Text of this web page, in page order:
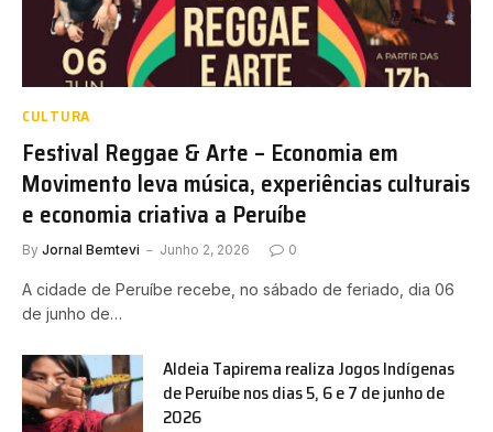
CULTURA
Festival Reggae & Arte – Economia em
Movimento leva música, experiências culturais
e economia criativa a Peruíbe
By Jornal Bemtevi Junho 2, 2026 0
A cidade de Peruíbe recebe, no sábado de feriado, dia 06
de junho de…
Aldeia Tapirema realiza Jogos Indígenas
de Peruíbe nos dias 5, 6 e 7 de junho de
2026